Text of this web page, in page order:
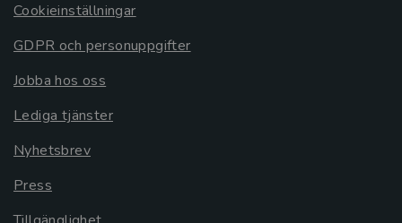
Cookieinställningar
GDPR och personuppgifter
Jobba hos oss
Lediga tjänster
Nyhetsbrev
Press